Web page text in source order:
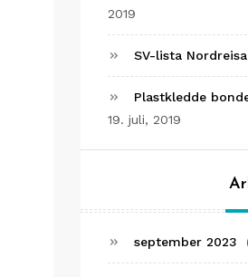
2019
SV-lista
Plastkledde
19. juli, 2019
september 2023